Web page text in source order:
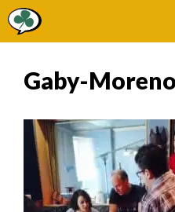
Saltar
Gaby-